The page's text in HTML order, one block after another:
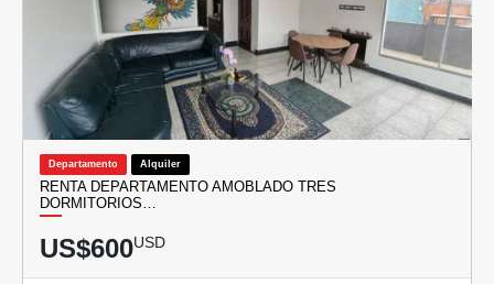
Departamento Alquiler
RENTA DEPARTAMENTO AMOBLADO TRES
DORMITORIOS…
US$600USD